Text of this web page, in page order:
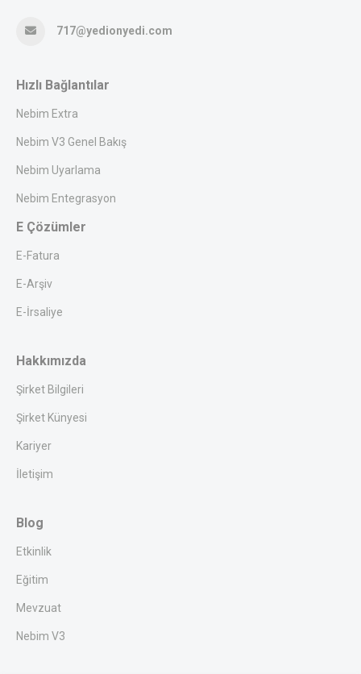
717@yedionyedi.com
Hızlı Bağlantılar
Nebim Extra
Nebim V3 Genel Bakış
Nebim Uyarlama
Nebim Entegrasyon
E Çözümler
E-Fatura
E-Arşiv
E-İrsaliye
Hakkımızda
Şirket Bilgileri
Şirket Künyesi
Kariyer
İletişim
Blog
Etkinlik
Eğitim
Mevzuat
Nebim V3